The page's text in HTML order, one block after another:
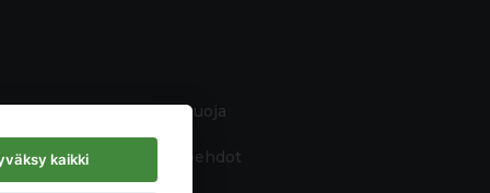
Tietosuoja
Käyttöehdot
kaikki